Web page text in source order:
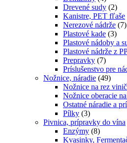
Drevené sudy (2)
Kanistre, PET fľaše
Nerezové nádrže (7)
Plastové kade (3)
Plastové nádoby a
Plastové nádrže z PP
Prepravky (7)
Príslušenstvo pre
Nožnice, náradie (49)
Nožnice na rez
Nožnice oberacie
Ostatné náradie a
Pílky (3)
Pivnica, prípravky do vína
Enzýmy (8)
Kvasinky,